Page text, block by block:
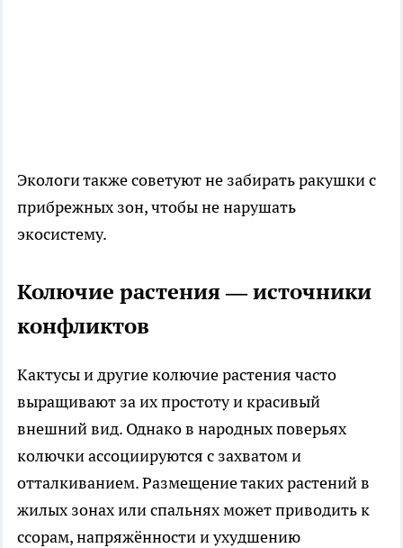
Экологи также советуют не забирать ракушки с
прибрежных зон, чтобы не нарушать
экосистему.
Колючие растения — источники
конфликтов
Кактусы и другие колючие растения часто
выращивают за их простоту и красивый
внешний вид. Однако в народных поверьях
колючки ассоциируются с захватом и
отталкиванием. Размещение таких растений в
жилых зонах или спальнях может приводить к
ссорам, напряжённости и ухудшению